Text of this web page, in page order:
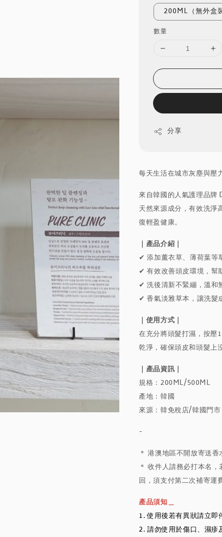
200ML（無外盒
數量
分享
每天生活在城市灰塵與壓
來自韓國的人氣護理品
天然來源成分，有效洗淨
復輕盈健康。
｜產品介紹｜
✔ 添加薰衣草、薄荷葉等
✔ 有效改善頭皮環境，幫
✔ 洗後清新不緊繃，溫和
✔ 香氣淡雅草本，讓洗髮
｜使用方式｜
在充分將頭髮打濕，按壓
乾淨，確保頭皮和頭髮上
｜產品資訊｜
規格：200ML/500ML
產地：韓國
來源：韓免稅店/韓國門市
-
＊ 港澳地區不開放寄送
＊ 收件人請務必打本名
回，須支付第二次補寄運
產品須知＿
1. 使用後若有異狀請立
2. 請勿使用於傷口、濕疹